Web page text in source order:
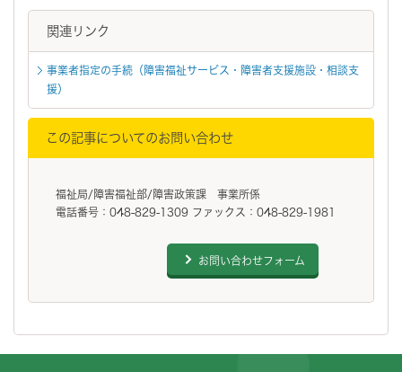
関連リンク
事業者指定の手続（障害福祉サービス・障害者支援施設・相談支
援）
この記事についてのお問い合わせ
福祉局/障害福祉部/障害政策課 事業所係
電話番号：048-829-1309 ファックス：048-829-1981
お問い合わせフォーム